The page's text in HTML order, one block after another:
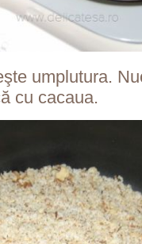
umplutura.
cu cacaua.